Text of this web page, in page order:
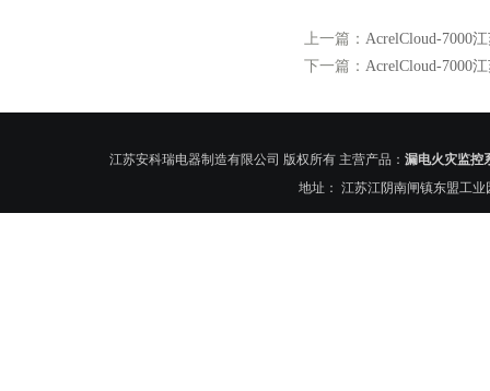
上一篇： AcrelCloud-7000
下一篇： AcrelCloud-7000
江苏安科瑞电器制造有限公司 版权所有 主营产品： 漏电火灾监控
地址： 江苏江阴南闸镇东盟工业